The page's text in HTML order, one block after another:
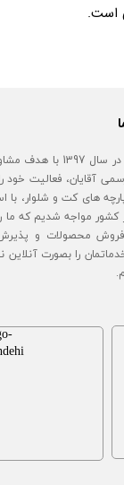
است.
آقای مُد در سال
های کت و شلوار، با
کشور مواجه شدیم که ما
محصولات و
را بصورت